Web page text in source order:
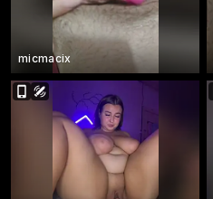
micmacix